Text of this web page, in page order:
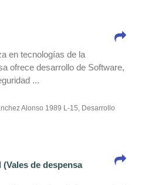
en tecnologí­as de la
ofrece desarrollo de Software,
...
Alonso 1989 L-15, Desarrollo
de despensa